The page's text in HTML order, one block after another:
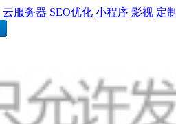
云服务器 SEO优化 小程序 影视 定